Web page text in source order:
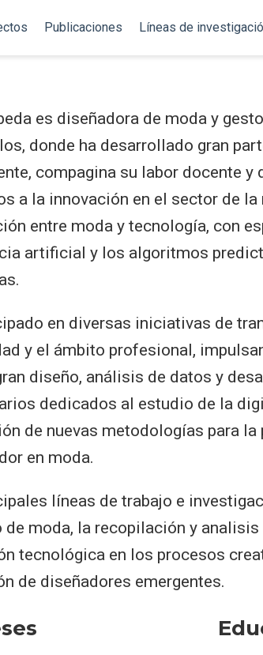
Publicaciones Líneas de
es diseñadora de moda y
donde ha desarrollado gran
compagina su labor docente
a la innovación en el sector de
entre moda y tecnología, con
artificial y los algoritmos
en diversas iniciativas de
y el ámbito profesional,
diseño, análisis de datos y
dedicados al estudio de la
de nuevas metodologías para
en moda.
líneas de trabajo e
de moda, la recopilación y
tecnológica en los procesos
de diseñadores emergentes.